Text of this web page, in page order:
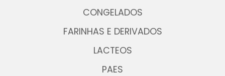
CONGELADOS
FARINHAS E DERIVADOS
LACTEOS
PAES